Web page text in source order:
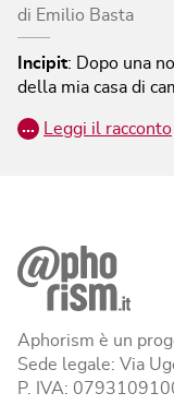
di Emilio Basta
Incipit:
Dopo una
della mia casa di
… Leggi il racconto
Aphorism è un
Sede legale: Via
P. IVA: